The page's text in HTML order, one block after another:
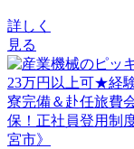
詳しく
見る